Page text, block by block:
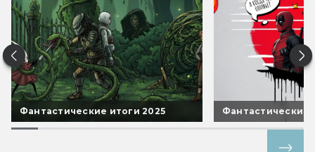
Фантастические итоги 2025 Фантастические